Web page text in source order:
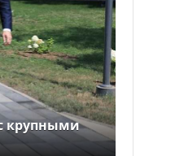
крупными